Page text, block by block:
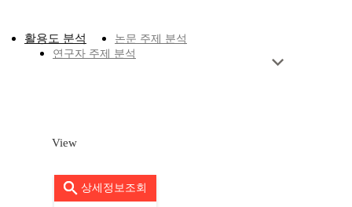
활용도 분석
논문 주제 분석
연구자 주제 분석
View
상세정보조회